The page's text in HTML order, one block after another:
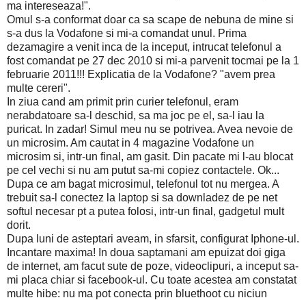
ma intereseaza!".
Omul s-a conformat doar ca sa scape de nebuna de mine si
s-a dus la Vodafone si mi-a comandat unul. Prima
dezamagire a venit inca de la inceput, intrucat telefonul a
fost comandat pe 27 dec 2010 si mi-a parvenit tocmai pe la 1
februarie 2011!!! Explicatia de la Vodafone? "avem prea
multe cereri".
In ziua cand am primit prin curier telefonul, eram
nerabdatoare sa-l deschid, sa ma joc pe el, sa-l iau la
puricat. In zadar! Simul meu nu se potrivea. Avea nevoie de
un microsim. Am cautat in 4 magazine Vodafone un
microsim si, intr-un final, am gasit. Din pacate mi l-au blocat
pe cel vechi si nu am putut sa-mi copiez contactele. Ok...
Dupa ce am bagat microsimul, telefonul tot nu mergea. A
trebuit sa-l conectez la laptop si sa downladez de pe net
softul necesar pt a putea folosi, intr-un final, gadgetul mult
dorit.
Dupa luni de asteptari aveam, in sfarsit, configurat Iphone-ul.
Incantare maxima! In doua saptamani am epuizat doi giga
de internet, am facut sute de poze, videoclipuri, a inceput sa-
mi placa chiar si facebook-ul. Cu toate acestea am constatat
multe hibe: nu ma pot conecta prin bluethoot cu niciun